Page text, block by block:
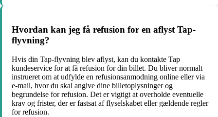
Hvordan kan jeg få refusion for en aflyst Tap-
flyvning?
Hvis din Tap-flyvning blev aflyst, kan du kontakte Tap
kundeservice for at få refusion for din billet. Du bliver normalt
instrueret om at udfylde en refusionsanmodning online eller via
e-mail, hvor du skal angive dine billetoplysninger og
begrundelse for refusion. Det er vigtigt at overholde eventuelle
krav og frister, der er fastsat af flyselskabet eller gældende regler
for refusion.